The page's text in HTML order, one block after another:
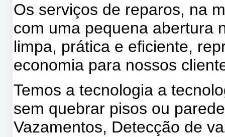
Os serviços de reparos, na
com uma pequena abertura
limpa, prática e eficiente,
economia para nossos
Temos a tecnologia a
sem quebrar pisos ou
Vazamentos, Detecção de